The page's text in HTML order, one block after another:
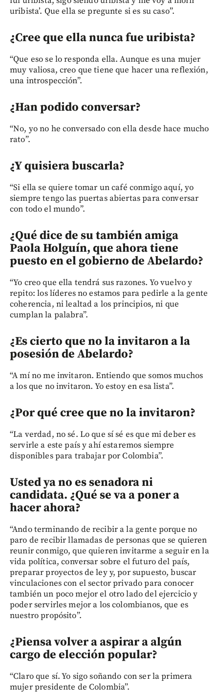
uribista’. Que ella se pregunte si es su caso”.
¿Cree que ella nunca fue uribista?
“Que eso se lo responda ella. Aunque es una mujer
muy valiosa, creo que tiene que hacer una reflexión,
una introspección”.
¿Han podido conversar?
“No, yo no he conversado con ella desde hace mucho
rato”.
¿Y quisiera buscarla?
“Si ella se quiere tomar un café conmigo aquí, yo
siempre tengo las puertas abiertas para conversar
con todo el mundo”.
¿Qué dice de su también amiga
Paola Holguín, que ahora tiene
puesto en el gobierno de Abelardo?
“Yo creo que ella tendrá sus razones. Yo vuelvo y
repito: los líderes no estamos para pedirle a la gente
coherencia, ni lealtad a los principios, ni que
cumplan la palabra”.
¿Es cierto que no la invitaron a la
posesión de Abelardo?
“A mí no me invitaron. Entiendo que somos muchos
a los que no invitaron. Yo estoy en esa lista”.
¿Por qué cree que no la invitaron?
“La verdad, no sé. Lo que sí sé es que mi deber es
servirle a este país y ahí estaremos siempre
disponibles para trabajar por Colombia”.
Usted ya no es senadora ni
candidata. ¿Qué se va a poner a
hacer ahora?
“Ando terminando de recibir a la gente porque no
paro de recibir llamadas de personas que se quieren
reunir conmigo, que quieren invitarme a seguir en la
vida política, conversar sobre el futuro del país,
preparar proyectos de ley y, por supuesto, buscar
vinculaciones con el sector privado para conocer
también un poco mejor el otro lado del ejercicio y
poder servirles mejor a los colombianos, que es
nuestro propósito”.
¿Piensa volver a aspirar a algún
cargo de elección popular?
“Claro que sí. Yo sigo soñando con ser la primera
mujer presidente de Colombia”.